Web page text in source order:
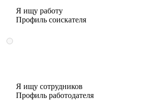
Я ищу работу
Профиль соискателя
Я ищу сотрудников
Профиль работодателя